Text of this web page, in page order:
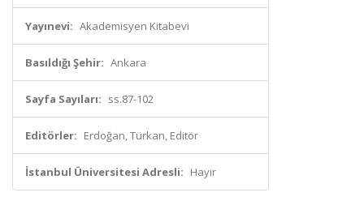
Yayınevi: Akademisyen Kitabevi
Basıldığı Şehir: Ankara
Sayfa Sayıları: ss.87-102
Editörler: Erdoğan, Türkan, Editör
İstanbul Üniversitesi Adresli: Hayır